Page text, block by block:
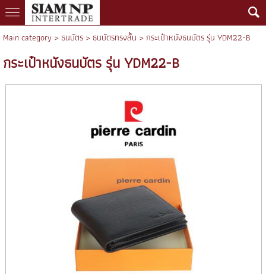
Main category > ธนบัตร> ธนบัตรทรงสั้น > กระเป๋าหนังธนบัตร รุ่น YDM22-B
กระเป๋าหนังธนบัตร รุ่น YDM22-B